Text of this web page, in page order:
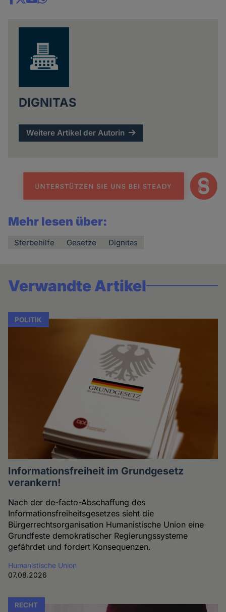
Share
DIGNITAS
Weitere Artikel der Autorin
Mehr lesen über:
Sterbehilfe Gesetze Dignitas
Verwandte Artikel
POLITIK
Informationsfreiheit im Grundgesetz
verankern!
Nach der de-facto-Abschaffung des
Informationsfreiheitsgesetzes sieht die
Bürgerrechtsorganisation Humanistische Union eine
Grundfeste demokratischer Regierungssysteme
gefährdet und fordert Konsequenzen.
Humanistische Union
07.08.2026
RECHT